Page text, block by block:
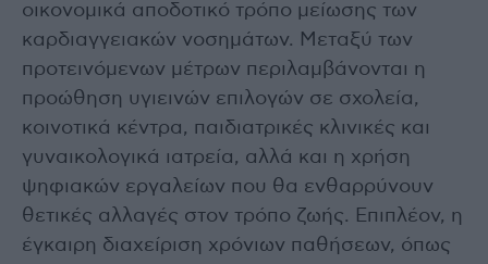
οικονομικά αποδοτικό τρόπο μείωσης των
καρδιαγγειακών νοσημάτων. Μεταξύ των
προτεινόμενων μέτρων περιλαμβάνονται η
προώθηση υγιεινών επιλογών σε σχολεία,
κοινοτικά κέντρα, παιδιατρικές κλινικές και
γυναικολογικά ιατρεία, αλλά και η χρήση
ψηφιακών εργαλείων που θα ενθαρρύνουν
θετικές αλλαγές στον τρόπο ζωής. Επιπλέον, η
έγκαιρη διαχείριση χρόνιων παθήσεων, όπως